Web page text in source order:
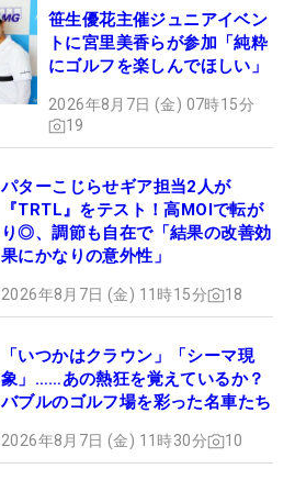
笹生優花主催ジュニアイベン
トに宮里美香らが参加「純粋
にゴルフを楽しんでほしい」
2026年8月7日 (金) 07時15分
19
パターこじらせギア担当2人が
『TRTL』をテスト！高MOIで転が
り◎、調節も自在で「結果の改善効
果にかなりの意外性」
2026年8月7日 (金) 11時15分 18
「いつかはクラウン」「シーマ現
象」……あの熱狂を覚えているか？
バブルのゴルフ場を彩った名車たち
2026年8月7日 (金) 11時30分 10